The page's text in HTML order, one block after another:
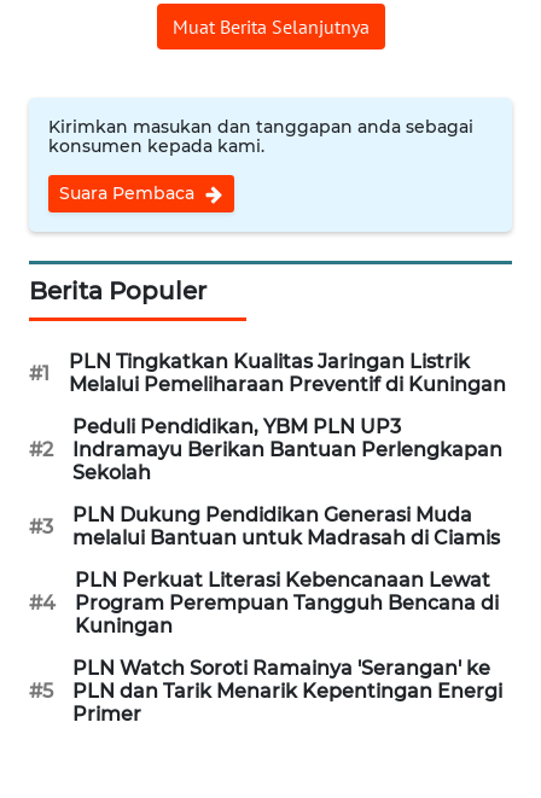
Muat Berita Selanjutnya
Kirimkan masukan dan tanggapan anda sebagai
konsumen kepada kami.
Suara Pembaca
Berita Populer
#1
PLN Tingkatkan Kualitas Jaringan Listrik
Melalui Pemeliharaan Preventif di Kuningan
#2
Peduli Pendidikan, YBM PLN UP3
Indramayu Berikan Bantuan Perlengkapan
Sekolah
#3
PLN Dukung Pendidikan Generasi Muda
melalui Bantuan untuk Madrasah di Ciamis
#4
PLN Perkuat Literasi Kebencanaan Lewat
Program Perempuan Tangguh Bencana di
Kuningan
#5
PLN Watch Soroti Ramainya 'Serangan' ke
PLN dan Tarik Menarik Kepentingan Energi
Primer
WN
SUKABUMI
WN
PURWAKARTA
WN
PRIANGAN
TIMUR
WN
SEMARANG
WN
WN
BOROBUDUR
WN